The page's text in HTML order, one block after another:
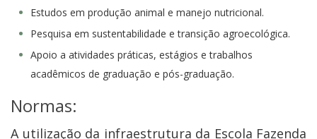
Estudos em produção animal e manejo nutricional.
Pesquisa em sustentabilidade e transição agroecológica.
Apoio a atividades práticas, estágios e trabalhos
acadêmicos de graduação e pós-graduação.
Normas:
A utilização da infraestrutura da Escola Fazenda